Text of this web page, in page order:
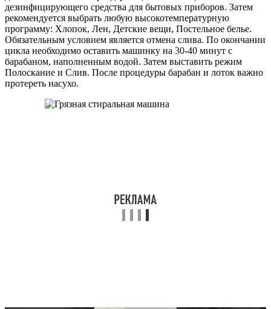
дезинфицирующего средства для бытовых приборов. Затем
рекомендуется выбрать любую высокотемпературную
программу: Хлопок, Лен, Детские вещи, Постельное белье.
Обязательным условием является отмена слива. По окончании
цикла необходимо оставить машинку на 30-40 минут с
барабаном, наполненным водой. Затем выставить режим
Полоскание и Слив. После процедуры барабан и лоток важно
протереть насухо.